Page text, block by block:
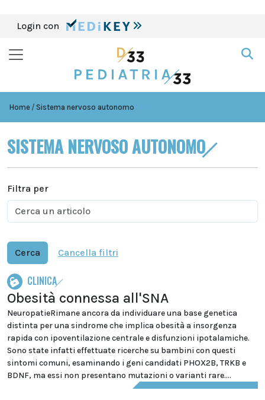
Login con
Home Sistema nervoso autonomo
SISTEMA NERVOSO AUTONOMO
Filtra per
Cerca Cancella filtri
CLINICA
Obesità connessa all'SNA
NeuropatieRimane ancora da individuare una base genetica
distinta per una sindrome che implica obesità a insorgenza
rapida con ipoventilazione centrale e disfunzioni ipotalamiche.
Sono state infatti effettuate ricerche su bambini con questi
sintomi comuni, esaminando i geni candidati PHOX2B, TRKB e
BDNF, ma essi non presentano mutazioni o varianti rare....